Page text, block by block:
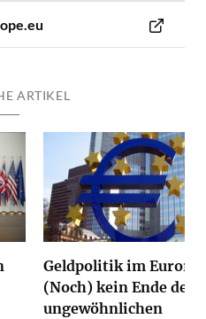
ARTIKEL
Geldpolitik im
(Noch) kein Ende der
ungewöhnlichen